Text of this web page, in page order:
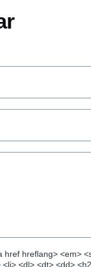
href hreflang> <em>
<dl> <dt> <dd>